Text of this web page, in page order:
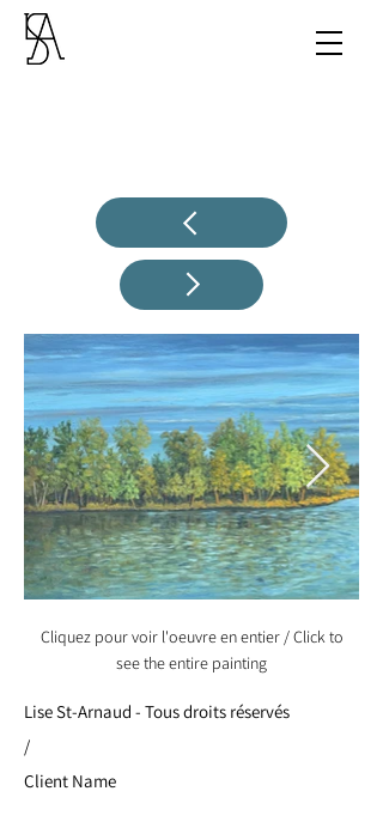
Cliquez pour voir l'oeuvre en entier / Click to
see the entire painting
Lise St-Arnaud - Tous droits réservés
/
Client Name